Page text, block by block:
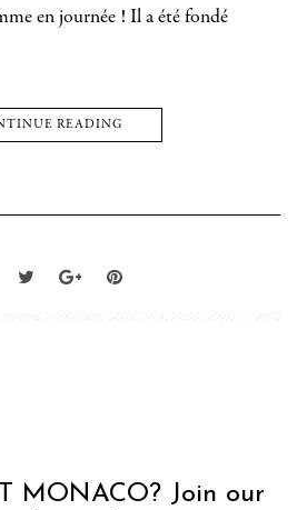
en journée ! Il a été fondé
READING
MONACO? Join our